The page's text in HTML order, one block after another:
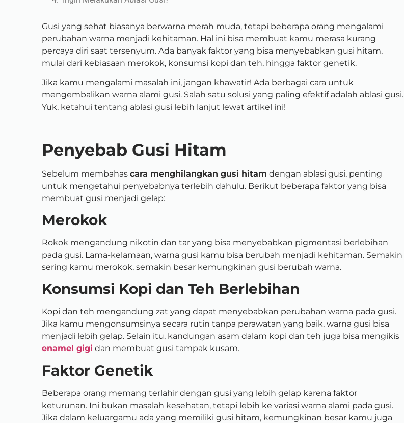
Gusi yang sehat biasanya berwarna merah muda, tetapi beberapa orang mengalami
perubahan warna menjadi kehitaman. Hal ini bisa membuat kamu merasa kurang
percaya diri saat tersenyum. Ada banyak faktor yang bisa menyebabkan gusi hitam,
mulai dari kebiasaan merokok, konsumsi kopi dan teh, hingga faktor genetik.
Jika kamu mengalami masalah ini, jangan khawatir! Ada berbagai cara untuk
mengembalikan warna alami gusi. Salah satu solusi yang paling efektif adalah ablasi gusi.
Yuk, ketahui tentang ablasi gusi lebih lanjut lewat artikel ini!
Penyebab Gusi Hitam
Sebelum membahas cara menghilangkan gusi hitam dengan ablasi gusi, penting
untuk mengetahui penyebabnya terlebih dahulu. Berikut beberapa faktor yang bisa
membuat gusi menjadi gelap:
Merokok
Rokok mengandung nikotin dan tar yang bisa menyebabkan pigmentasi berlebihan
pada gusi. Lama-kelamaan, warna gusi kamu bisa berubah menjadi kehitaman. Semakin
sering kamu merokok, semakin besar kemungkinan gusi berubah warna.
Konsumsi Kopi dan Teh Berlebihan
Kopi dan teh mengandung zat yang dapat menyebabkan perubahan warna pada gusi.
Jika kamu mengonsumsinya secara rutin tanpa perawatan yang baik, warna gusi bisa
menjadi lebih gelap. Selain itu, kandungan asam dalam kopi dan teh juga bisa mengikis
enamel gigi dan membuat gusi tampak kusam.
Faktor Genetik
Beberapa orang memang terlahir dengan gusi yang lebih gelap karena faktor
keturunan. Ini bukan masalah kesehatan, tetapi lebih ke variasi warna alami pada gusi.
Jika dalam keluargamu ada yang memiliki gusi hitam, kemungkinan besar kamu juga